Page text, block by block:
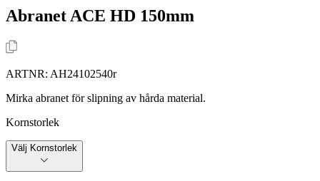
Abranet ACE HD 150mm
ARTNR: AH24102540r
Mirka abranet för slipning av hårda material.
Kornstorlek
Välj Kornstorlek